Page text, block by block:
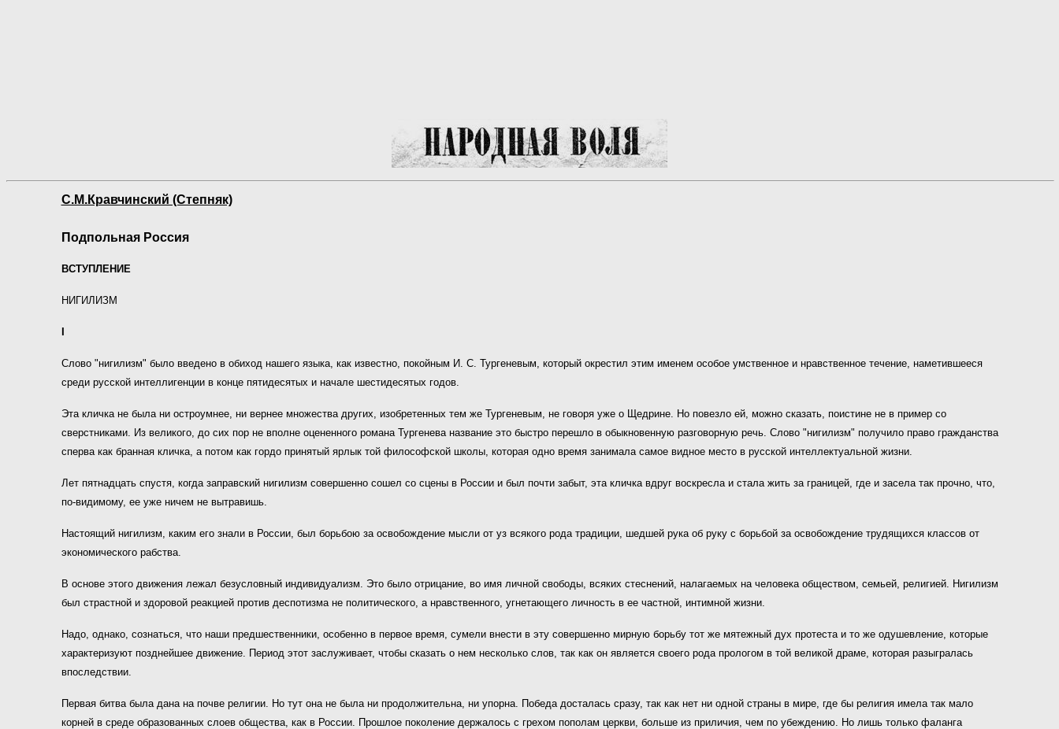
С.М.Кравчинский (Степняк)
Подпольная Россия
ВСТУПЛЕНИЕ
НИГИЛИЗМ
Слово "нигилизм" было введено в обиход нашего языка, как известно, покойным И. С. Тургеневым, который окрестил этим именем особое умственное и нравственное течение, наметившееся
среди русской интеллигенции в конце пятидесятых и начале шестидесятых годов.
Эта кличка не была ни остроумнее, ни вернее множества других, изобретенных тем же Тургеневым, не говоря уже о Щедрине. Но повезло ей, можно сказать, поистине не в пример со
сверстниками. Из великого, до сих пор не вполне оцененного романа Тургенева название это быстро перешло в обыкновенную разговорную речь. Слово "нигилизм" получило право гражданства
сперва как бранная кличка, а потом как гордо принятый ярлык той философской школы, которая одно время занимала самое видное место в русской интеллектуальной жизни.
Лет пятнадцать спустя, когда заправский нигилизм совершенно сошел со сцены в России и был почти забыт, эта кличка вдруг воскресла и стала жить за границей, где и засела так прочно, что,
по-видимому, ее уже ничем не вытравишь.
Настоящий нигилизм, каким его знали в России, был борьбою за освобождение мысли от уз всякого рода традиции, шедшей рука об руку с борьбой за освобождение трудящихся классов от
экономического рабства.
В основе этого движения лежал безусловный индивидуализм. Это было отрицание, во имя личной свободы, всяких стеснений, налагаемых на человека обществом, семьей, религией. Нигилизм
был страстной и здоровой реакцией против деспотизма не политического, а нравственного, угнетающего личность в ее частной, интимной жизни.
Надо, однако, сознаться, что наши предшественники, особенно в первое время, сумели внести в эту совершенно мирную борьбу тот же мятежный дух протеста и то же одушевление, которые
характеризуют позднейшее движение. Период этот заслуживает, чтобы сказать о нем несколько слов, так как он является своего рода прологом в той великой драме, которая разыгралась
впоследствии.
Первая битва была дана на почве религии. Но тут она не была ни продолжительна, ни упорна. Победа досталась сразу, так как нет ни одной страны в мире, где бы религия имела так мало
корней в среде образованных слоев общества, как в России. Прошлое поколение держалось с грехом пополам церкви, больше из приличия, чем по убеждению. Но лишь только фаланга